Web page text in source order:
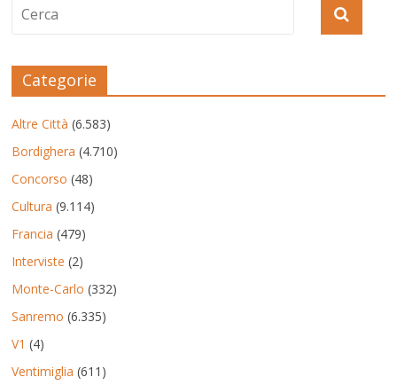
Categorie
Altre Città (6.583)
Bordighera (4.710)
Concorso (48)
Cultura (9.114)
Francia (479)
Interviste (2)
Monte-Carlo (332)
Sanremo (6.335)
V1 (4)
Ventimiglia (611)